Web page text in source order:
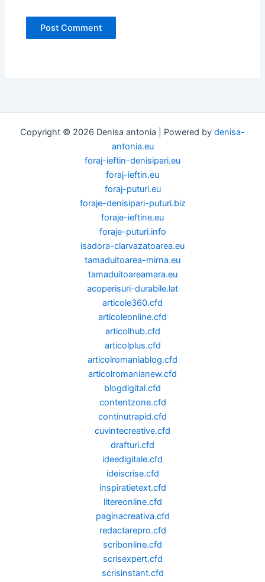
Copyright © 2026 Denisa antonia | Powered by denisa-
antonia.eu
foraj-ieftin-denisipari.eu
foraj-ieftin.eu
foraj-puturi.eu
foraje-denisipari-puturi.biz
foraje-ieftine.eu
foraje-puturi.info
isadora-clarvazatoarea.eu
tamaduitoarea-mirna.eu
tamaduitoareamara.eu
acoperisuri-durabile.lat
articole360.cfd
articoleonline.cfd
articolhub.cfd
articolplus.cfd
articolromaniablog.cfd
articolromanianew.cfd
blogdigital.cfd
contentzone.cfd
continutrapid.cfd
cuvintecreative.cfd
drafturi.cfd
ideedigitale.cfd
ideiscrise.cfd
inspiratietext.cfd
litereonline.cfd
paginacreativa.cfd
redactarepro.cfd
scribonline.cfd
scrisexpert.cfd
scrisinstant.cfd